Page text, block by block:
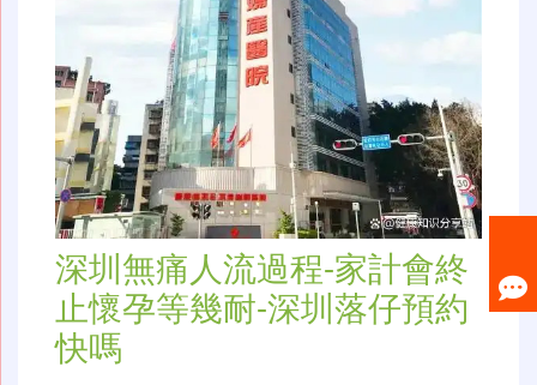
深圳無痛人流過程-家計會終
止懷孕等幾耐-深圳落仔預約
快嗎